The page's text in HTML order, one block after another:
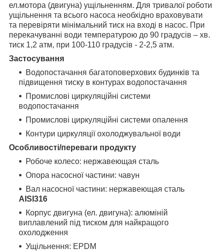
ел.мотора (двигуна) ущільненням. Для тривалої роботи
ущільнення та всього насоса необхідно враховувати
та перевіряти мінімальний тиск на вході в насос. При
перекачуванні води температурою до 90 градусів – хв.
тиск 1,2 атм, при 100-110 градусів - 2-2,5 атм.
Застосування
Водопостачання багатоповерхових будинків та
підвищення тиску в контурах водопостачання
Промислові циркуляційні системи
водопостачання
Промислові циркуляційні системи опалення
Контури циркуляції охолоджувальної води
Особливості/переваги продукту
Робоче колесо: нержавеющая сталь
Опора насосної частини: чавун
Вал насосної частини: нержавеющая сталь
AISI316
Корпус двигуна (ел. двигуна): алюміній
виплавлений під тиском для найкращого
охолодження
Ущільнення: EPDM